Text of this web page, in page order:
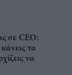
σε CEO:
τα
να